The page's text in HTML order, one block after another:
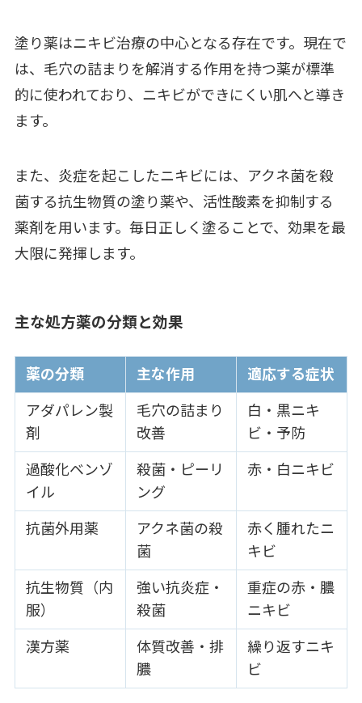
塗り薬はニキビ治療の中心となる存在です。現在で
は、毛穴の詰まりを解消する作用を持つ薬が標準
的に使われており、ニキビができにくい肌へと導き
ます。
また、炎症を起こしたニキビには、アクネ菌を殺
菌する抗生物質の塗り薬や、活性酸素を抑制する
薬剤を用います。毎日正しく塗ることで、効果を最
大限に発揮します。
主な処方薬の分類と効果
薬の分類 主な作用
適応する症状
アダパレン製
剤
毛穴の詰まり
改善
白・黒ニキ
ビ・予防
過酸化ベンゾ
イル
殺菌・ピーリ
ング
赤・白ニキビ
抗菌外用薬
アクネ菌の殺
菌
赤く腫れたニ
キビ
抗生物質（内
服）
強い抗炎症・
殺菌
重症の赤・膿
ニキビ
漢方薬
体質改善・排
膿
繰り返すニキ
ビ